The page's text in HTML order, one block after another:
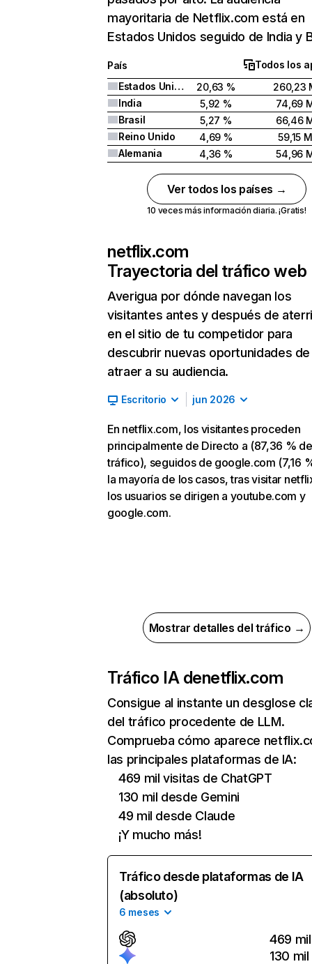
mayoritaria de Netflix.com está en
Estados Unidos seguido de India y
País
Todos los
Estados Unidos
20,63 %
260,23
India
5,92 %
74,69
Brasil
5,27 %
66,46
Reino Unido
4,69 %
59,15 M
Alemania
4,36 % 54,96
Ver todos los países →
10 veces más información diaria. ¡Gratis!
netflix.com
Trayectoria del tráfico web
Averigua por dónde navegan los
visitantes antes y después de
en el sitio de tu competidor para
descubrir nuevas oportunidades de
atraer a su audiencia.
Escritorio jun 2026
En netflix.com, los visitantes proceden
principalmente de Directo a (87,36 % de
tráfico), seguidos de google.com (7,16
la mayoría de los casos, tras visitar
los usuarios se dirigen a youtube.com y
google.com.
Mostrar detalles del tráfico →
Tráfico IA denetflix.com
Consigue al instante un desglose
del tráfico procedente de LLM.
Comprueba cómo aparece
las principales plataformas de IA:
469 mil visitas de ChatGPT
130 mil desde Gemini
49 mil desde Claude
¡Y mucho más!
Tráfico desde plataformas de IA
(absoluto)
6 meses
469 mil
130 mil